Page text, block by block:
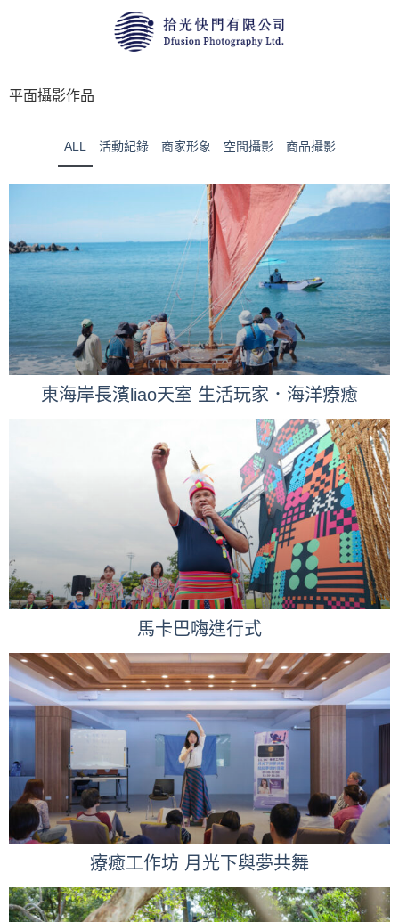
平⾯攝影作品
ALL 活動紀錄 商家形象 空間攝影 商品攝影
東海岸長濱liao天室 生活玩家．海洋療癒
馬卡巴嗨進行式
療癒工作坊 月光下與夢共舞